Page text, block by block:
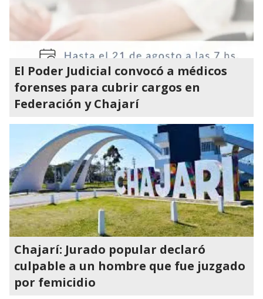
El Poder Judicial convocó a médicos
forenses para cubrir cargos en
Federación y Chajarí
Chajarí: Jurado popular declaró
culpable a un hombre que fue juzgado
por femicidio